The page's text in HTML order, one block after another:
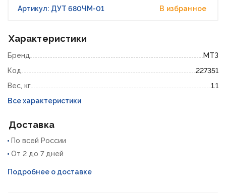
Артикул: ДУТ 680ЧМ-01 В избранное
Характеристики
Бренд
МТЗ
Код
227351
Вес, кг
1.1
Все характеристики
Доставка
По всей России
От 2 до 7 дней
Подробнее о доставке